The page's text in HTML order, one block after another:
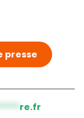
presse
re.fr